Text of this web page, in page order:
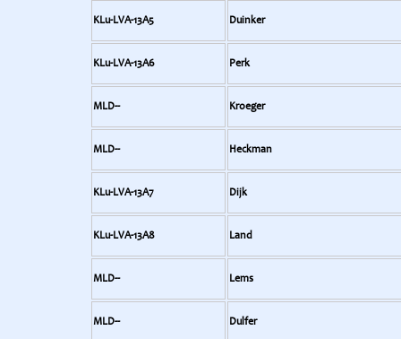
KLu-LVA-13A5 Duinker
KLu-LVA-13A6 Perk
MLD-- Kroeger
MLD-- Heckman
KLu-LVA-13A7 Dijk
KLu-LVA-13A8 Land
MLD-- Lems
MLD-- Dulfer